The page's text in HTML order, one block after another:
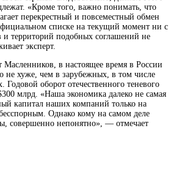
«Кроме того, важно понимать, что
перекрестный и повсеместный обмен
списке на текущий момент ни с
и территорий подобных соглашений не
эксперт.
Масленников, в настоящее время в России
не хуже, чем в зарубежных, в том числе
Годовой оборот отечественного теневого
млрд. «Наша экономика далеко не самая
капитал наших компаний только на
Однако кому на самом деле
совершенно непонятно», — отмечает